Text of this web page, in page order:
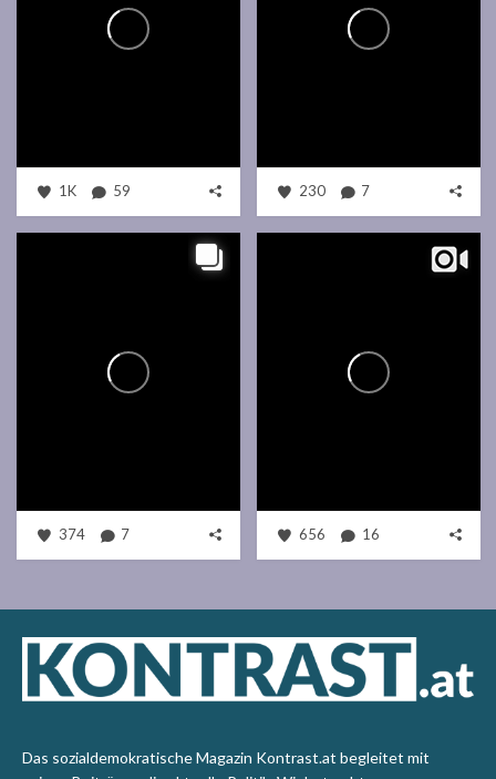
1K 59 230 7
374 7 656 16
Das sozialdemokratische Magazin Kontrast.at begleitet mit